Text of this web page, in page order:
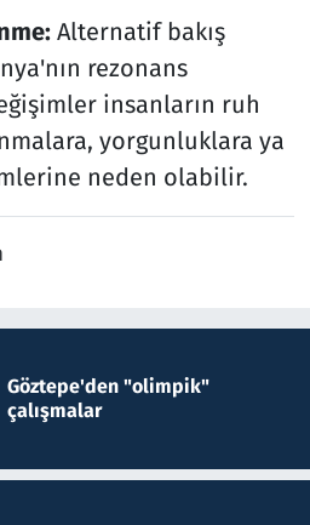
Alternatif bakış
rezonans
insanların ruh
yorgunluklara ya
neden olabilir.
Göztepe'den "olimpik"
çalışmalar